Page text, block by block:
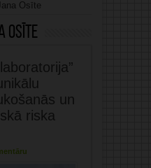
Osīte
Osīte
un
riska